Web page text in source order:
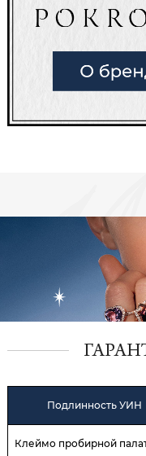
Подлинность УИН
Клеймо пробирной